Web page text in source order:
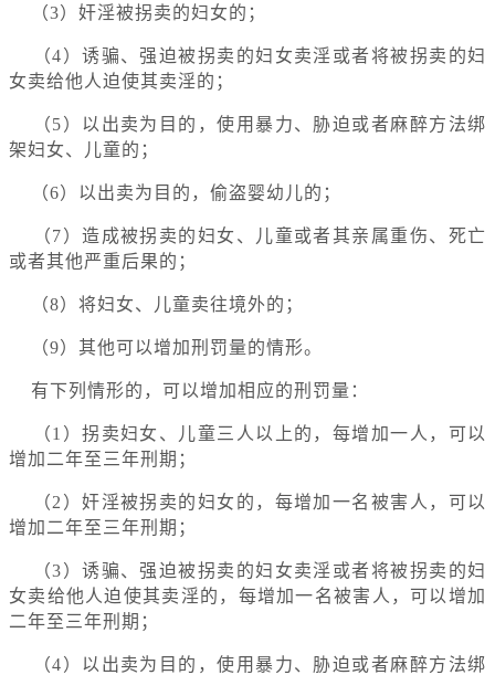
（3）奸淫被拐卖的妇女的；
（4）诱骗、强迫被拐卖的妇女卖淫或者将被拐卖的妇
女卖给他人迫使其卖淫的；
（5）以出卖为目的，使用暴力、胁迫或者麻醉方法绑
架妇女、儿童的；
（6）以出卖为目的，偷盗婴幼儿的；
（7）造成被拐卖的妇女、儿童或者其亲属重伤、死亡
或者其他严重后果的；
（8）将妇女、儿童卖往境外的；
（9）其他可以增加刑罚量的情形。
有下列情形的，可以增加相应的刑罚量：
（1）拐卖妇女、儿童三人以上的，每增加一人，可以
增加二年至三年刑期；
（2）奸淫被拐卖的妇女的，每增加一名被害人，可以
增加二年至三年刑期；
（3）诱骗、强迫被拐卖的妇女卖淫或者将被拐卖的妇
女卖给他人迫使其卖淫的，每增加一名被害人，可以增加
二年至三年刑期；
（4）以出卖为目的，使用暴力、胁迫或者麻醉方法绑